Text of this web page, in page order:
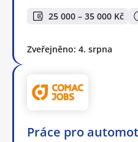
25 000 – 35 000 Kč
Zveřejněno: 4. srpna
Práce pro